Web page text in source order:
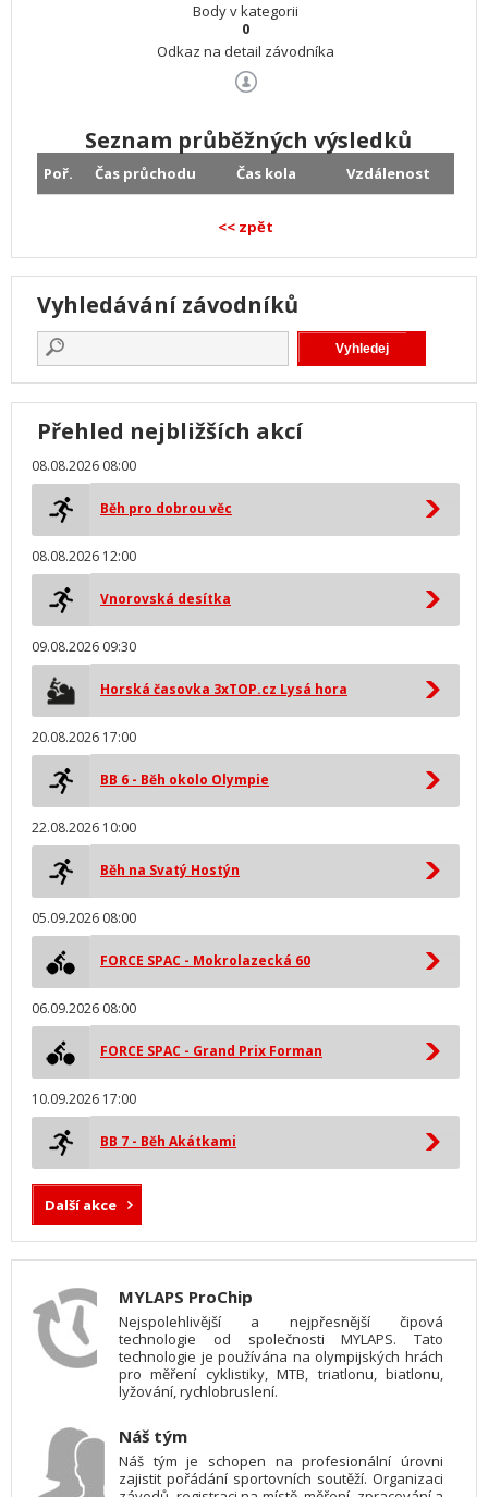
Body v kategorii
0
Odkaz na detail závodníka
Seznam průběžných výsledků
Poř. Čas průchodu Čas kola Vzdálenost
<< zpět
Vyhledávání závodníků
Přehled nejbližších akcí
08.08.2026 08:00
Běh pro dobrou věc
08.08.2026 12:00
Vnorovská desítka
09.08.2026 09:30
Horská časovka 3xTOP.cz Lysá hora
20.08.2026 17:00
BB 6 - Běh okolo Olympie
22.08.2026 10:00
Běh na Svatý Hostýn
05.09.2026 08:00
FORCE SPAC - Mokrolazecká 60
06.09.2026 08:00
FORCE SPAC - Grand Prix Forman
10.09.2026 17:00
BB 7 - Běh Akátkami
Další akce
MYLAPS ProChip
Nejspolehlivější a nejpřesnější čipová
technologie od společnosti MYLAPS. Tato
technologie je používána na olympijských hrách
pro měření cyklistiky, MTB, triatlonu, biatlonu,
lyžování, rychlobruslení.
Náš tým
Náš tým je schopen na profesionální úrovni
zajistit pořádání sportovních soutěží. Organizaci